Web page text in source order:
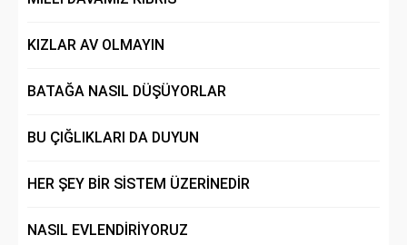
KIZLAR AV OLMAYIN
BATAĞA NASIL DÜŞÜYORLAR
BU ÇIĞLIKLARI DA DUYUN
HER ŞEY BİR SİSTEM ÜZERİNEDİR
NASIL EVLENDİRİYORUZ